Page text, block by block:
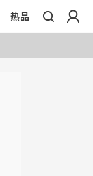
热品